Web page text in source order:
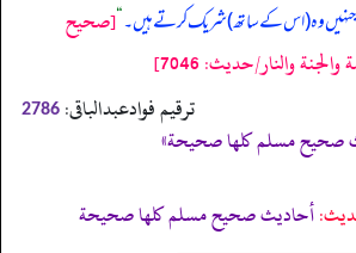
وہ (اس کے ساتھ) شریک کرتے ہیں۔“[صحيح
والنار/حدیث: 7046]
ترقیم فوادعبدالباقی: 2786
صحيح مسلم كلها صحيحة»
أحاديث صحيح مسلم كلها صحيحة